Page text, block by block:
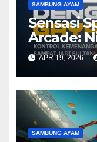
SAMBUNG AYAM
Sensasi
Arcade:
Modern
APR 19, 2026
SAMBUNG AYAM